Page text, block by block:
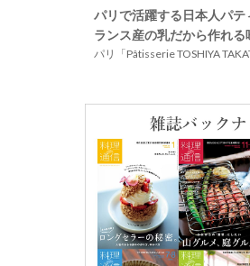
パリで活躍する日本人パテ
ランス産の乳だから作れる
パリ「Pâtisserie TOSHIYA